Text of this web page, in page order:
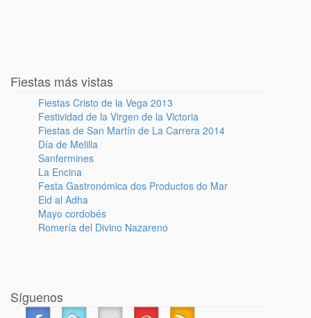
Fiestas más vistas
Fiestas Cristo de la Vega 2013
Festividad de la Virgen de la Victoria
Fiestas de San Martín de La Carrera 2014
Día de Melilla
Sanfermines
La Encina
Festa Gastronómica dos Productos do Mar
Eid al Adha
Mayo cordobés
Romería del Divino Nazareno
Síguenos